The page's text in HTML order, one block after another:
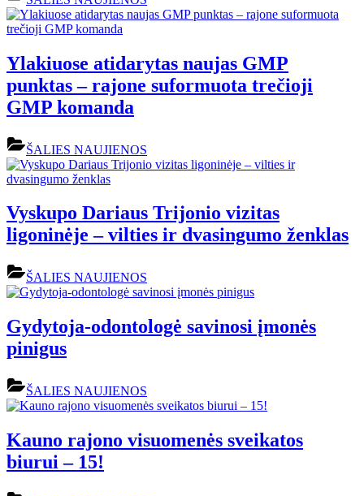
Ylakiuose atidarytas naujas GMP
punktas – rajone suformuota trečioji
GMP komanda
ŠALIES NAUJIENOS
Vyskupo Dariaus Trijonio vizitas
ligoninėje – vilties ir dvasingumo ženklas
ŠALIES NAUJIENOS
Gydytoja-odontologė savinosi įmonės
pinigus
ŠALIES NAUJIENOS
Kauno rajono visuomenės sveikatos
biurui – 15!